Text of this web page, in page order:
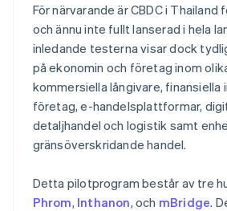
För närvarande är CBDC i
och ännu inte fullt lanserad i hela
inledande testerna visar dock
på ekonomin och företag inom
kommersiella långivare,
företag, e-handelsplattformar,
detaljhandel och logistik samt
gränsöverskridande handel.
Detta pilotprogram består av tre
Phrom, Inthanon, och mBridge.